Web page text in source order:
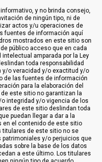
y no brinda consejo,
de ningún tipo, ni de
actos y/u operaciones de
fuentes de información aquí
mostrados en este sitio son
público acceso que en cada
amparada por la Ley
toda responsabilidad
y/o veracidad y/o exactitud y/o
de las fuentes de información
para la elaboración del
este sitio no garantizan la
integridad y/o vigencia de los
de este sitio deslindan toda
puedan llegar a dar a la
el contenido de este sitio
titulares de este sitio no se
y/o perjuicios que
sobre la base de los datos
a este último. Los titulares